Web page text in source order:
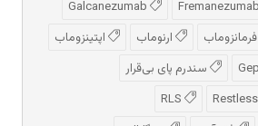
فرمانزوماب ارنوماب
اپتینزوماب
سندرم پای بی‌قرار